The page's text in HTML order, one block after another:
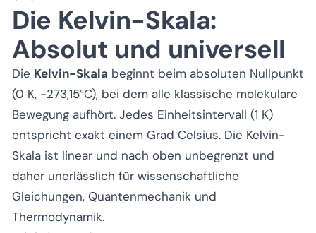
Die Kelvin-Skala:
Absolut und universell
Die Kelvin-Skala beginnt beim absoluten Nullpunkt
(0 K, −273,15°C), bei dem alle klassische molekulare
Bewegung aufhört. Jedes Einheitsintervall (1 K)
entspricht exakt einem Grad Celsius. Die Kelvin-
Skala ist linear und nach oben unbegrenzt und
daher unerlässlich für wissenschaftliche
Gleichungen, Quantenmechanik und
Thermodynamik.